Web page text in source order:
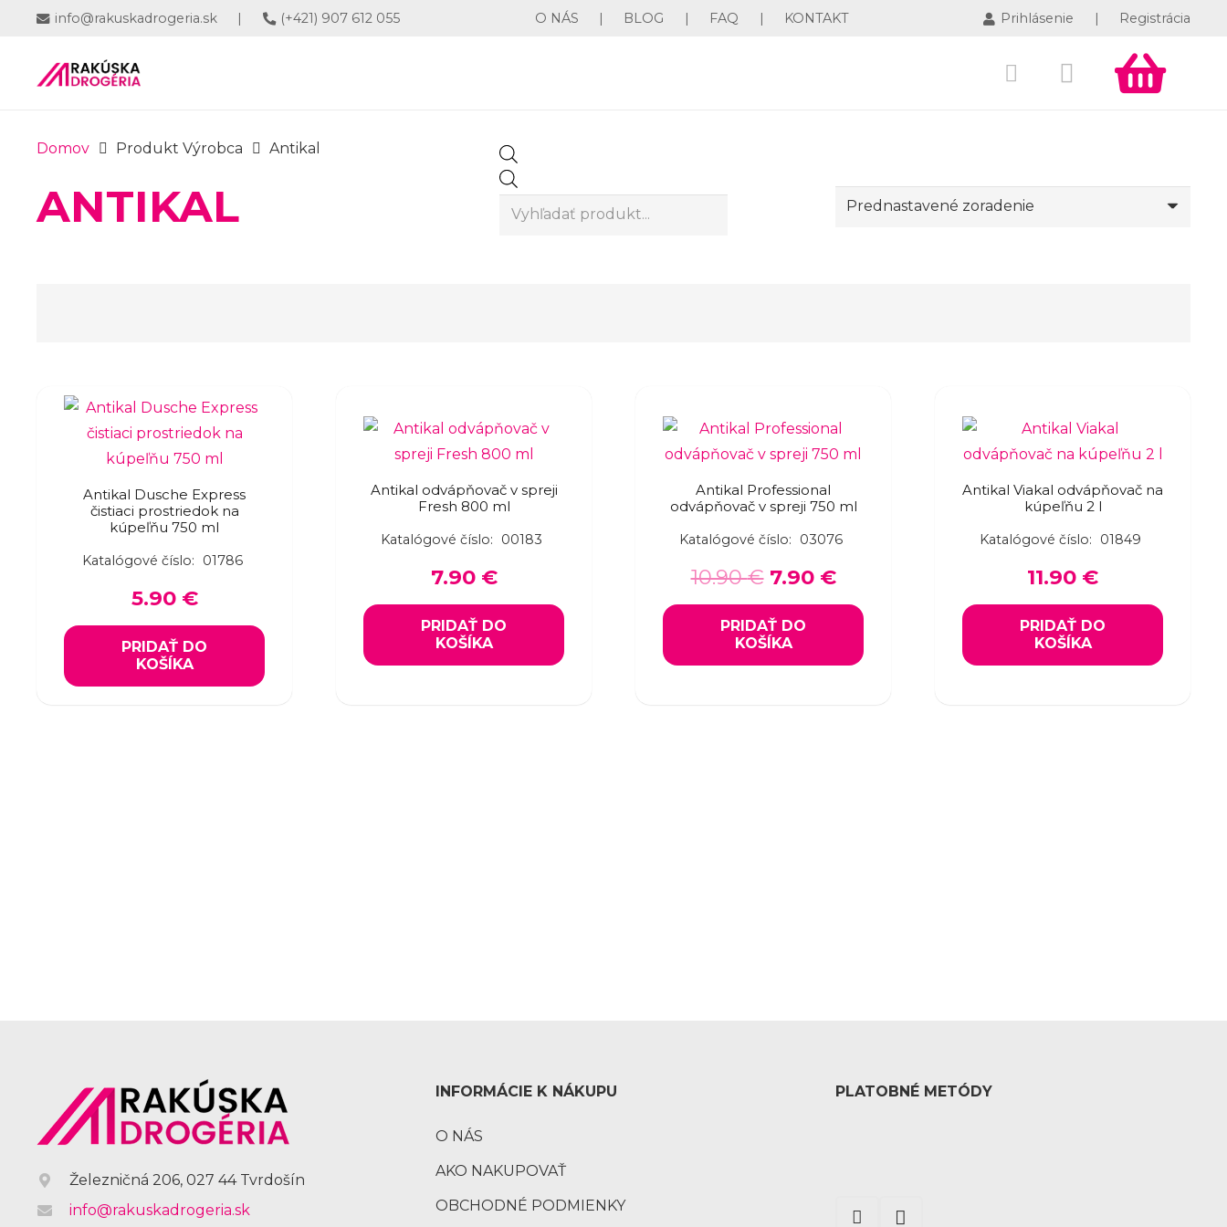
info@rakuskadrogeria.sk | (+421) 907 612 055 O NÁS | BLOG | FAQ | KONTAKT Prihlásenie | Registrácia
Domov Produkt Výrobca Antikal
ANTIKAL
Antikal Dusche Express
čistiaci prostriedok na
kúpeľňu 750 ml
Katalógové číslo: 01786
5.90 €
PRIDAŤ DO
KOŠÍKA
Antikal odvápňovač v spreji
Fresh 800 ml
Katalógové číslo: 00183
7.90 €
PRIDAŤ DO
KOŠÍKA
Antikal Professional
odvápňovač v spreji 750 ml
Katalógové číslo: 03076
10.90€ Original
price
was:
10.90 €.
7.90 €Current
price
7.90 €.
PRIDAŤ DO
KOŠÍKA
Antikal Viakal odvápňovač na
kúpeľňu 2 l
Katalógové číslo: 01849
11.90 €
PRIDAŤ DO
KOŠÍKA
Železničná 206, 027 44 Tvrdošín
info@rakuskadrogeria.sk
INFORMÁCIE K NÁKUPU
O NÁS
AKO NAKUPOVAŤ
OBCHODNÉ PODMIENKY
PLATOBNÉ METÓDY